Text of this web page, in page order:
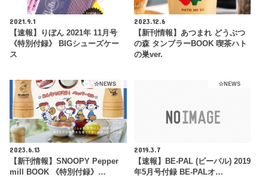
2021.9.1
【速報】りぼん 2021年 11月号
《特別付録》 BIGシューズケー
ス
2023.12.6
【新刊情報】あつまれ どうぶつ
の森 タンブラーBOOK 喫茶ハト
の巣ver.
☆NEWS
2023.6.13
【新刊情報】SNOOPY Pepper
mill BOOK 《特別付録》…
☆NEWS
2019.3.7
【速報】BE-PAL (ビーパル) 2019
年5月号付録 BE-PALオ…